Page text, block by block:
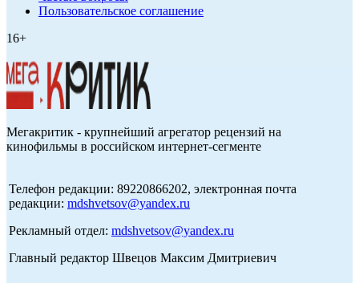
Пользовательское соглашение
16+
Мегакритик - крупнейший агрегатор рецензий на
кинофильмы в российском интернет-сегменте
Телефон редакции: 89220866202, электронная почта
редакции: mdshvetsov@yandex.ru
Рекламный отдел: mdshvetsov@yandex.ru
Главный редактор Швецов Максим Дмитриевич